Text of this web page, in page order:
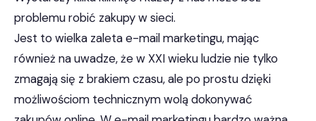
problemu robić zakupy w sieci.
Jest to wielka zaleta e-mail marketingu, mając
również na uwadze, że w XXI wieku ludzie nie tylko
zmagają się z brakiem czasu, ale po prostu dzięki
możliwościom technicznym wolą dokonywać